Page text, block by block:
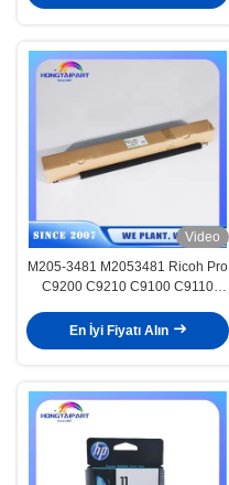
Video
M205-3481 M2053481 Ricoh Pro
C9200 C9210 C9100 C9110
Temizlik Assy
En İyi Fiyatı Alın